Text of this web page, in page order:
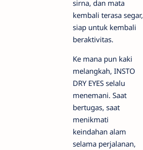
sirna, dan mata
kembali terasa segar,
siap untuk kembali
beraktivitas.
Ke mana pun kaki
melangkah, INSTO
DRY EYES selalu
menemani. Saat
bertugas, saat
menikmati
keindahan alam
selama perjalanan,